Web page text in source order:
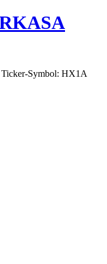
Ticker-Symbol: HX1A